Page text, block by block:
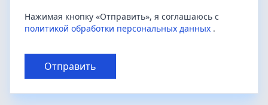
Нажимая кнопку «Отправить», я соглашаюсь с
политикой обработки персональных данных .
Отправить